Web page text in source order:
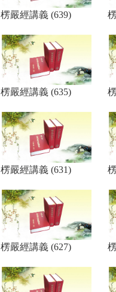
楞嚴經講義 (639)
楞嚴經講義 (635)
楞嚴經講義 (631)
楞嚴經講義 (627)